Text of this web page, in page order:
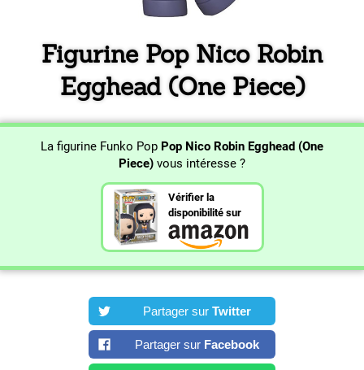
Figurine Pop Nico Robin
Egghead (One Piece)
La figurine Funko Pop Pop Nico Robin Egghead (One
Piece) vous intéresse ?
Vérifier la
disponibilité sur
Partager sur Twitter
Partager sur Facebook